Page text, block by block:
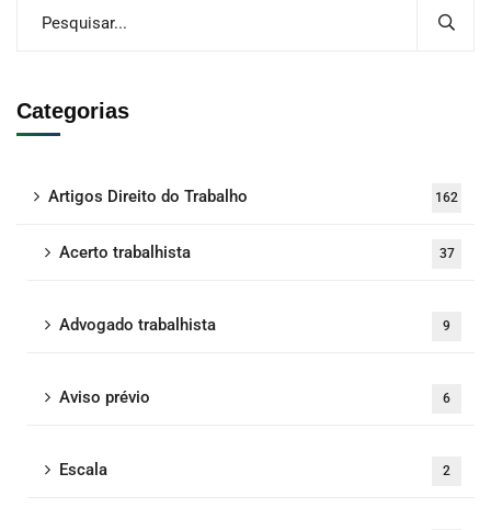
Categorias
Artigos Direito do Trabalho 162
Acerto trabalhista 37
Advogado trabalhista 9
Aviso prévio 6
Escala 2